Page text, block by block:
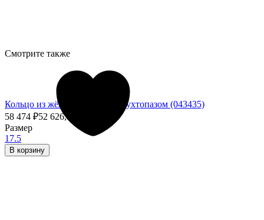
Кольцо из жёлтого золота с раухтопазом (043435)
58 474 ₽52 626,60
Размер
17.5
В корзину
Смотрите также